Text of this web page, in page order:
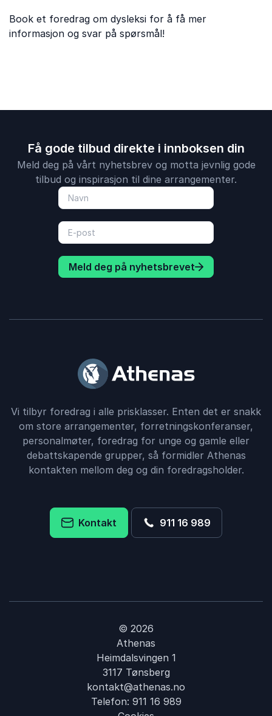
Book et foredrag om dysleksi for å få mer
informasjon og svar på spørsmål!
Få gode tilbud direkte i innboksen din
Meld deg på vårt nyhetsbrev og motta jevnlig gode
tilbud og inspirasjon til dine arrangementer.
Meld deg på nyhetsbrevet
Vi tilbyr foredrag i alle prisklasser. Enten det er snakk
om store arrangementer, forretningskonferanser,
personalmøter, foredrag for unge og gamle eller
debattskapende grupper, så formidler Athenas
kontakten mellom deg og din foredragsholder.
Kontakt 911 16 989
© 2026
Athenas
Heimdalsvingen 1
3117 Tønsberg
kontakt@athenas.no
Telefon: 911 16 989